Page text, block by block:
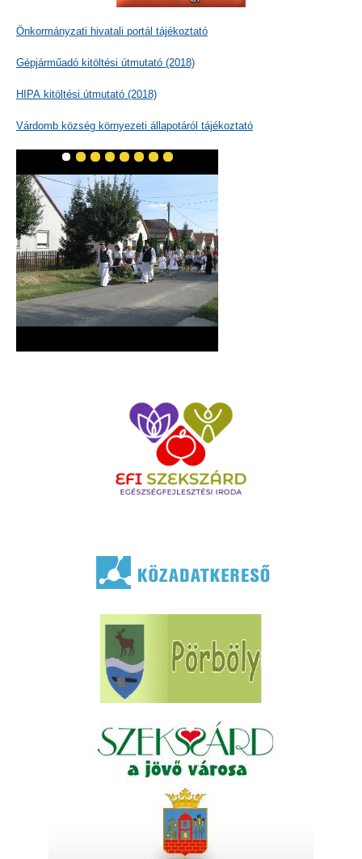
Önkormányzati hivatali portál tájékoztató
Gépjárműadó kitöltési útmutató (2018)
HIPA kitöltési útmutató (2018)
Várdomb község környezeti állapotáról tájékoztató